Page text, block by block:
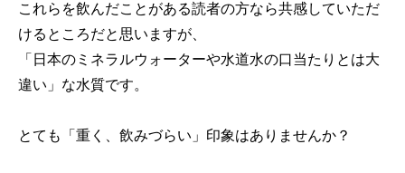
これらを飲んだことがある読者の方なら共感していただ
けるところだと思いますが、
「日本のミネラルウォーターや水道水の口当たりとは大
違い」な水質です。
とても「重く、飲みづらい」印象はありませんか？